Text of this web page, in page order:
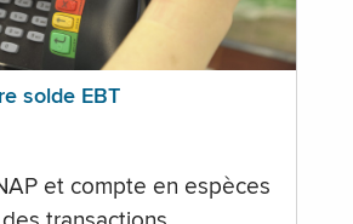
solde EBT
et compte en espèces